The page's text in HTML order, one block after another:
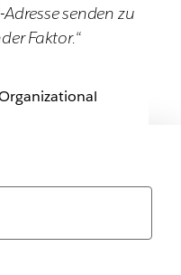
senden zu
Faktor.“